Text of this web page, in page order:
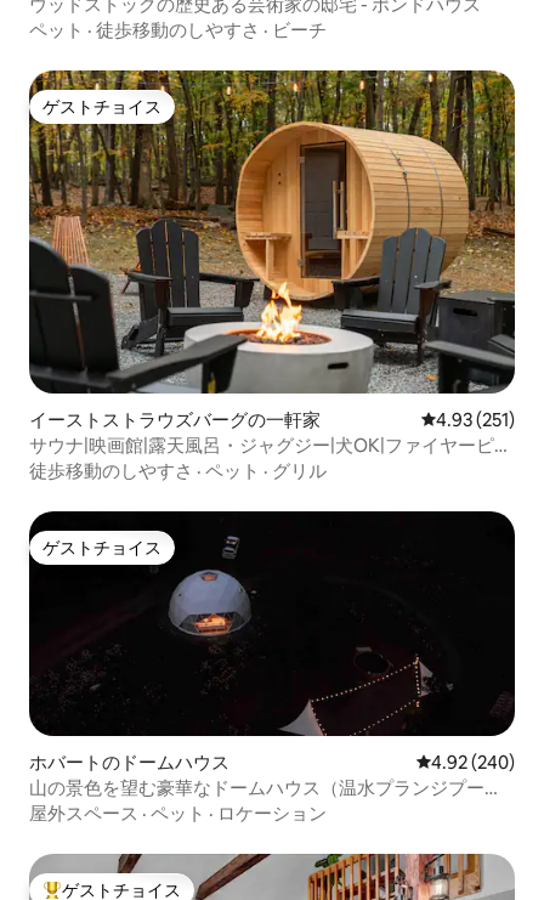
ペット · 徒歩移動のしやすさ · ビーチ
ゲストチョイス
ゲストチョイス
イーストストラウズバーグの一軒家 レビュー251
4.93 (251)
サウナ|映画館|露天風呂・ジャグジー|犬OK|ファイヤーピッ
ト
徒歩移動のしやすさ · ペット · グリル
ゲストチョイス
ゲストチョイス
ホバートのドームハウス レビュー240
4.92 (240)
山の景色を望む豪華なドームハウス（温水プランジプール
付き）
屋外スペース · ペット · ロケーション
ゲストチョイス